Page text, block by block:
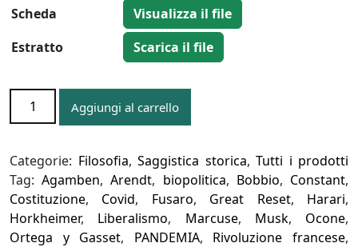
Scheda
Visualizza il file
Estratto
Scarica il file
RICERCA
LIBERTÀ
quantità
Aggiungi al carrello
Categorie: Filosofia, Saggistica storica, Tutti i prodotti
Tag:Agamben,Arendt, biopolitica, Bobbio, Constant,
Costituzione, Covid, Fusaro, Great Reset, Harari,
Horkheimer, Liberalismo, Marcuse, Musk, Ocone,
Ortega y Gasset, PANDEMIA, Rivoluzione francese,